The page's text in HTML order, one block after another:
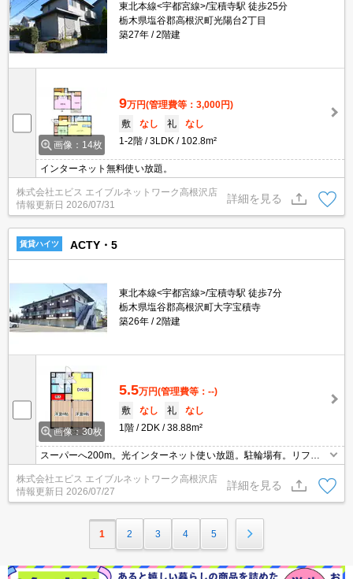
東北本線<宇都宮線>/宝積寺駅 徒歩25分
栃木県塩谷郡高根沢町光陽台2丁目
築27年
2階建
画像：14枚
9万円(管理費等：3,000円)
敷
なし 礼
なし
1-2階
3LDK 102.8m²
インターネット無料使い放題。
株式会社エビス エイブルネットワーク高根沢店
情報更新日 2026/07/31
詳細を見る
賃貸ハイツ ACTY・5
東北本線<宇都宮線>/宝積寺駅 徒歩7分
栃木県塩谷郡高根沢町大字宝積寺
築26年
2階建
画像：30枚
5.5万円(管理費等：--)
敷
なし 礼
なし
1階
2DK 38.88m²
スーパーへ200m。光インターネット使い放題。駐輪場有。リフォ
ームにて内装一新！
株式会社エビス エイブルネットワーク高根沢店
情報更新日 2026/07/27
詳細を見る
1 2 3 4 5